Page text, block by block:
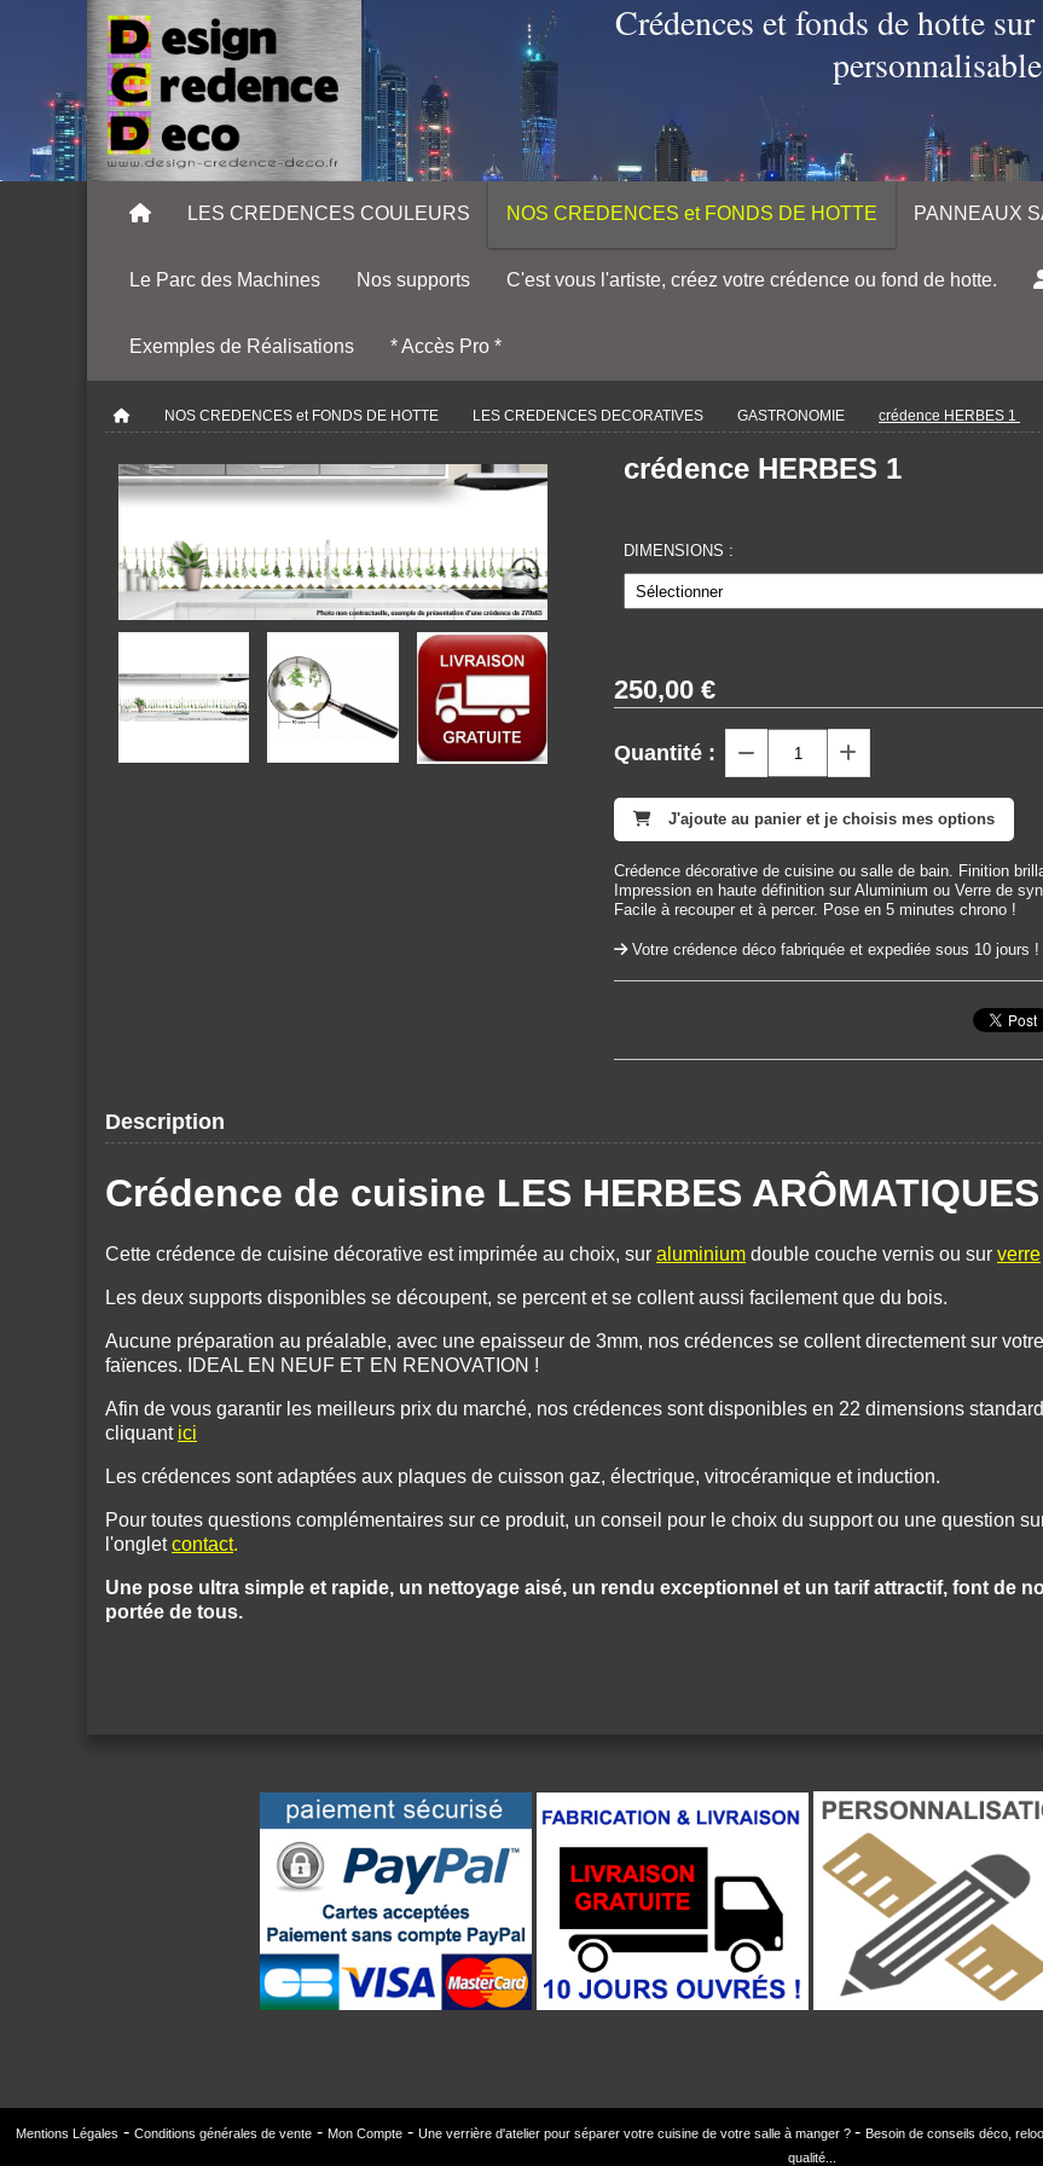
Crédences et fonds de hotte
LES CREDENCES COULEURS NOS CREDENCES et FONDS DE HOTTE PANNEAUX
Le Parc des Machines Nos supports C'est vous l'artiste, créez votre crédence ou fond de hotte.
Exemples de Réalisations * Accès Pro *
NOS CREDENCES et FONDS DE HOTTE LES CREDENCES DECORATIVES GASTRONOMIE crédence HERBES 1
crédence HERBES 1
DIMENSIONS :
250,00 €
Quantité :
J'ajoute au panier et je choisis mes options
Crédence décorative de cuisine ou salle de bain. Finition
Impression en haute définition sur Aluminium ou Verre de
Facile à recouper et à percer. Pose en 5 minutes chrono !
Votre crédence déco fabriquée et expediée sous 10
Description
Crédence de cuisine LES HERBES ARÔMATIQUES
Cette crédence de cuisine décorative est imprimée au choix, sur aluminium double couche vernis ou sur verre
Les deux supports disponibles se découpent, se percent et se collent aussi facilement que du bois.
Aucune préparation au préalable, avec une epaisseur de 3mm, nos crédences se collent directement sur
faïences. IDEAL EN NEUF ET EN RENOVATION !
Afin de vous garantir les meilleurs prix du marché, nos crédences sont disponibles en 22 dimensions
cliquant ici
Les crédences sont adaptées aux plaques de cuisson gaz, électrique, vitrocéramique et induction.
Pour toutes questions complémentaires sur ce produit, un conseil pour le choix du support ou une question
l'ongletcontact.
Une pose ultra simple et rapide, un nettoyage aisé, un rendu exceptionnel et un tarif attractif, font de
portée de tous.
Mentions Légales Conditions générales de vente Mon Compte Une verrière d'atelier pour séparer votre cuisine de votre salle à manger ? Besoin de conseils déco,
qualité...